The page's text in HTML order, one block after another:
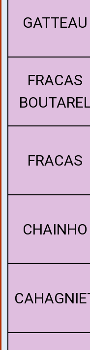
GATTEAU
FRACAS
FRACAS
CHAINHO